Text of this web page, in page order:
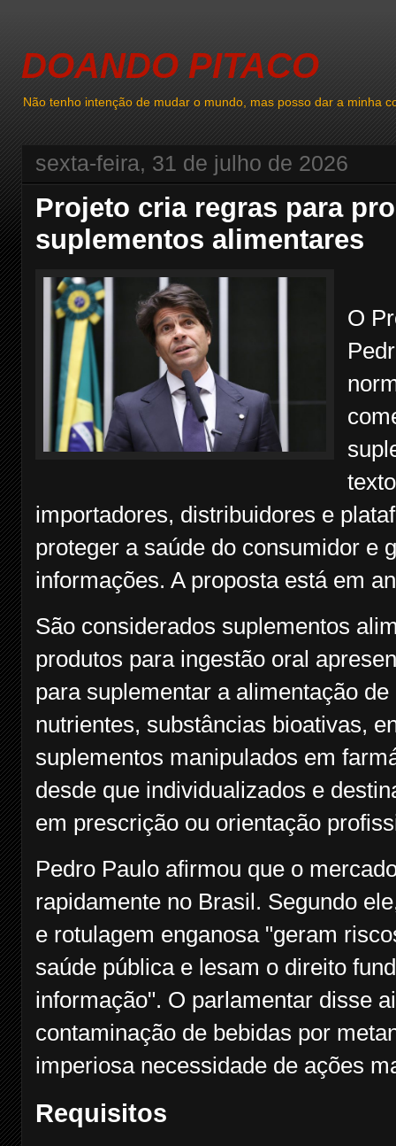
DOANDO PITACO
Não tenho intenção de mudar o mundo, mas posso dar a minha
sexta-feira, 31 de julho de 2026
Projeto cria regras para
suplementos alimentares
O
importadores, distribuidores e
proteger a saúde do consumidor e
informações. A proposta está em
São considerados suplementos
produtos para ingestão oral
para suplementar a alimentação
nutrientes, substâncias bioativas,
suplementos manipulados em
desde que individualizados e
em prescrição ou orientação
Pedro Paulo afirmou que o
rapidamente no Brasil. Segundo
e rotulagem enganosa "geram
saúde pública e lesam o direito
informação". O parlamentar disse
contaminação de bebidas por
imperiosa necessidade de ações
Requisitos